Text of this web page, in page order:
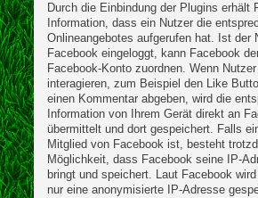
Durch die Einbindung der Plugins erhält
Information, dass ein Nutzer die
Onlineangebotes aufgerufen hat. Ist der
Facebook eingeloggt, kann Facebook
Facebook-Konto zuordnen. Wenn
interagieren, zum Beispiel den Like
einen Kommentar abgeben, wird die
Information von Ihrem Gerät direkt an
übermittelt und dort gespeichert. Falls
Mitglied von Facebook ist, besteht
Möglichkeit, dass Facebook seine IP-
bringt und speichert. Laut Facebook
nur eine anonymisierte IP-Adresse